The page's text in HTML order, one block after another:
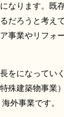
なります。既
だろうと考え
事業やリフォ
をになってい
殊建築物事業
外事業です。